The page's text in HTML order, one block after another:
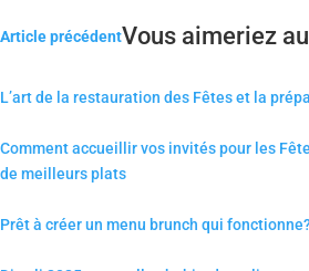
Article précédentVous aimeriez
L’art de la restauration des Fêtes et la
Comment accueillir vos invités pour les
de meilleurs plats
Prêt à créer un menu brunch qui